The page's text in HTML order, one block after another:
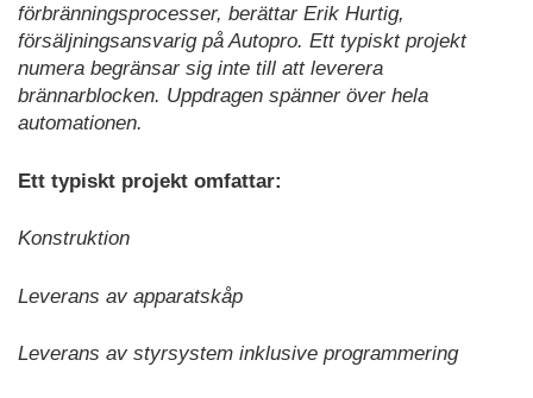
förbränningsprocesser, berättar Erik Hurtig,
försäljningsansvarig på Autopro. Ett typiskt projekt
numera begränsar sig inte till att leverera
brännarblocken. Uppdragen spänner över hela
automationen.
Ett typiskt projekt omfattar:
Konstruktion
Leverans av apparatskåp
Leverans av styrsystem inklusive programmering